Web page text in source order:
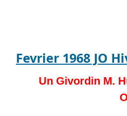
Fevrier 1968 JO
Un Givordin M.